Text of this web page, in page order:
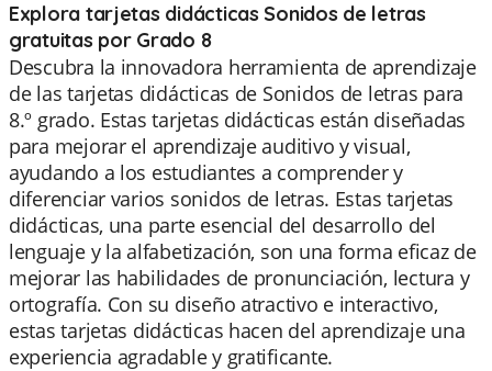
Explora tarjetas didácticas Sonidos de letras
gratuitas por Grado 8
Descubra la innovadora herramienta de aprendizaje
de las tarjetas didácticas de Sonidos de letras para
8.º grado. Estas tarjetas didácticas están diseñadas
para mejorar el aprendizaje auditivo y visual,
ayudando a los estudiantes a comprender y
diferenciar varios sonidos de letras. Estas tarjetas
didácticas, una parte esencial del desarrollo del
lenguaje y la alfabetización, son una forma eficaz de
mejorar las habilidades de pronunciación, lectura y
ortografía. Con su diseño atractivo e interactivo,
estas tarjetas didácticas hacen del aprendizaje una
experiencia agradable y gratificante.